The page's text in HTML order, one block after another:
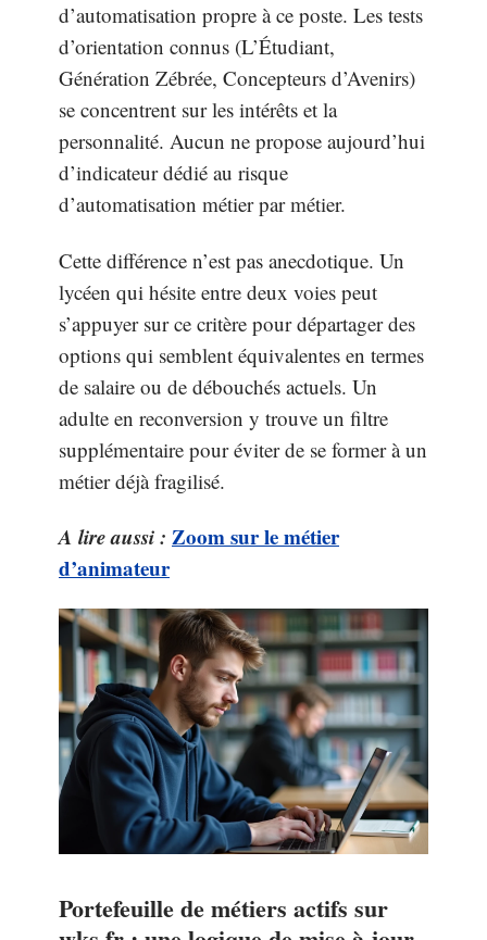
d’automatisation propre à ce poste. Les tests
d’orientation connus (L’Étudiant,
Génération Zébrée, Concepteurs d’Avenirs)
se concentrent sur les intérêts et la
personnalité. Aucun ne propose aujourd’hui
d’indicateur dédié au risque
d’automatisation métier par métier.
Cette différence n’est pas anecdotique. Un
lycéen qui hésite entre deux voies peut
s’appuyer sur ce critère pour départager des
options qui semblent équivalentes en termes
de salaire ou de débouchés actuels. Un
adulte en reconversion y trouve un filtre
supplémentaire pour éviter de se former à un
métier déjà fragilisé.
A lire aussi : Zoom sur le métier
d’animateur
Portefeuille de métiers actifs sur